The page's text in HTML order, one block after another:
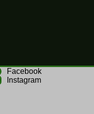
Facebook
Instagram